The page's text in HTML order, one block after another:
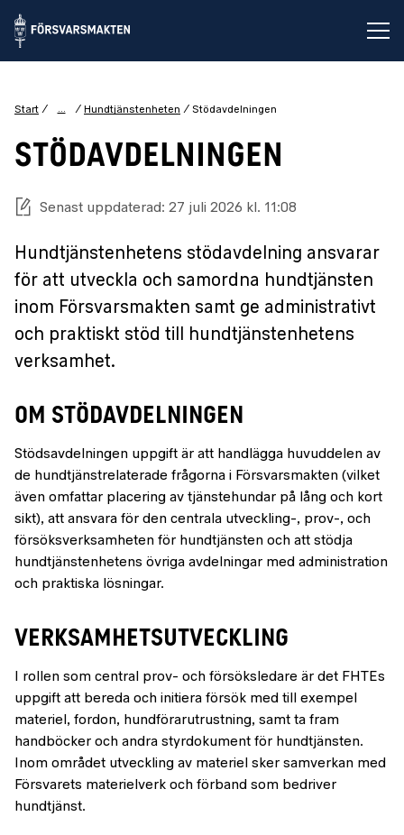
Start ... Hundtjänstenheten Stödavdelningen
STÖDAVDELNINGEN
Senast uppdaterad: 27 juli 2026 kl. 11:08
Hundtjänstenhetens stödavdelning ansvarar
för att utveckla och samordna hundtjänsten
inom Försvarsmakten samt ge administrativt
och praktiskt stöd till hundtjänstenhetens
verksamhet.
OM STÖDAVDELNINGEN
Stödsavdelningen uppgift är att handlägga huvuddelen av
de hundtjänstrelaterade frågorna i Försvarsmakten (vilket
även omfattar placering av tjänstehundar på lång och kort
sikt), att ansvara för den centrala utveckling-, prov-, och
försöksverksamheten för hundtjänsten och att stödja
hundtjänstenhetens övriga avdelningar med administration
och praktiska lösningar.
VERKSAMHETSUTVECKLING
I rollen som central prov- och försöksledare är det FHTEs
uppgift att bereda och initiera försök med till exempel
materiel, fordon, hundförarutrustning, samt ta fram
handböcker och andra styrdokument för hundtjänsten.
Inom området utveckling av materiel sker samverkan med
Försvarets materielverk och förband som bedriver
hundtjänst.